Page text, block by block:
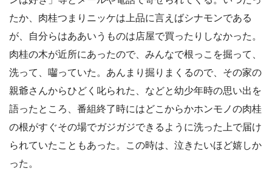
たか、肉桂つまりニッケは上品に言えばシナモンである
が、自分らはああいうものは店屋で買ったりしなかった。
肉桂の木が近所にあったので、みんなで根っこを掘って、
洗って、囓っていた。あんまり掘りまくるので、その家の
親爺さんからひどく叱られた、などと幼少年時の思い出を
語ったところ、番組終了時にはどこからかホンモノの肉桂
の根がすぐその場でガジガジできるように洗った上で届け
られていたこともあった。この時は、泣きたいほど嬉しか
った。